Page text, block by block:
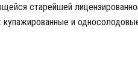
старейшей
купажированные и